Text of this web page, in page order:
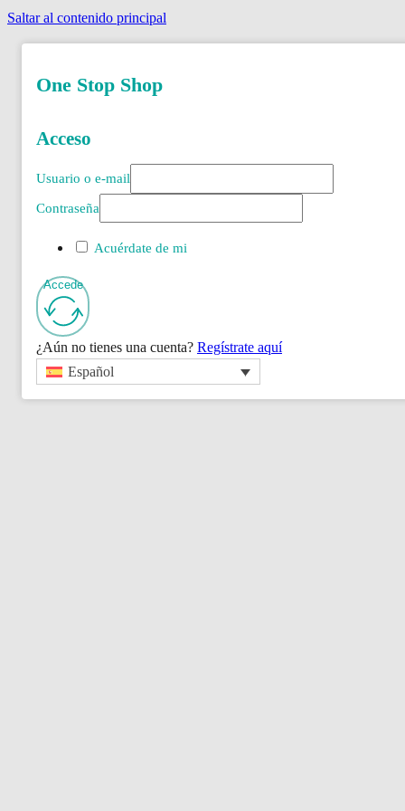
Saltar al contenido principal
One Stop Shop
Acceso
Usuario o e-mail
Contraseña
Acuérdate de mi
Accede
¿Aún no tienes una cuenta? Regístrate aquí
Español